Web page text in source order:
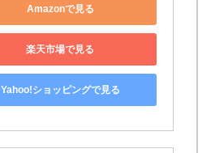
Amazonで見る
楽天市場で見る
Yahoo!ショッピングで見る